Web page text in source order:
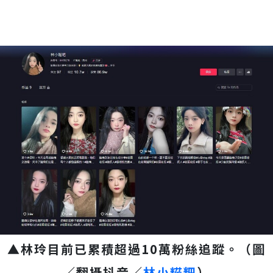
▲林玲目前已累積超過10萬粉絲追蹤。（圖